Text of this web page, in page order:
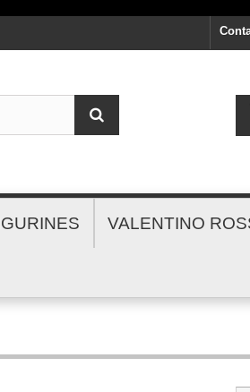
VALENTINO